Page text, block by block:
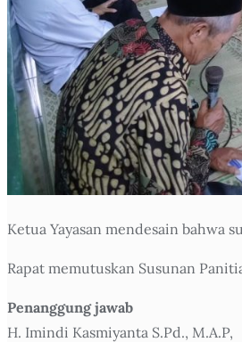
Ketua Yayasan mendesain bahwa
Rapat memutuskan Susunan
Penanggung jawab
H. Imindi Kasmiyanta S.Pd., M.A.P,